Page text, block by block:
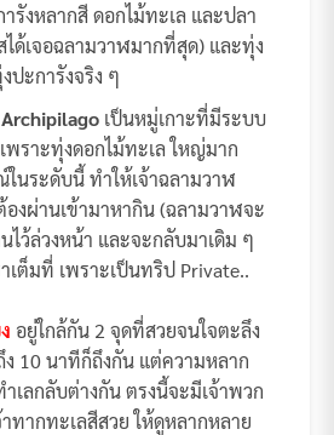
รังหลากสี ดอกไม้ทะเล และปลา
ด้เจอฉลามวาฬมากที่สุด) และทุ่ง
ปะการังจริง ๆ
เป็นหมู่เกาะที่มีระบบ
ราะทุ่งดอกไม้ทะเล ใหญ่มาก
นระดับนี้ ทำให้เจ้าฉลามวาฬ
งผ่านเข้ามาหากิน (ฉลามวาฬจะ
ไว้ล่วงหน้า และจะกลับมาเดิม ๆ
เต็มที่ เพราะเป็นทริป Private..
อยู่ใกล้กัน 2 จุดที่สวยจนใจตะลึง
ง 10 นาทีก็ถึงกัน แต่ความหลาก
เลกลับต่างกัน ตรงนี้จะมีเจ้าพวก
ทากทะเลสีสวย ให้ดูหลากหลาย